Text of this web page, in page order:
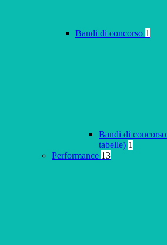
Bandi di concorso 1
Bandi di
tabelle) 1
Performance 13